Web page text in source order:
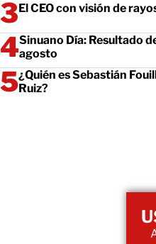
El CEO con visión de
Sinuano Día: Resultado
agosto
¿Quién es Sebastián
Ruiz?